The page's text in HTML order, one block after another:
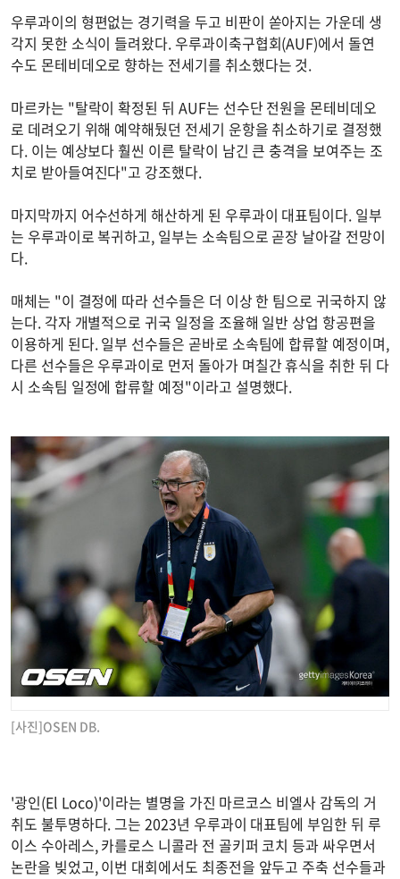
우루과이의 형편없는 경기력을 두고 비판이 쏟아지는 가운데 생
각지 못한 소식이 들려왔다. 우루과이축구협회(AUF)에서 돌연
수도 몬테비데오로 향하는 전세기를 취소했다는 것.
마르카는 "탈락이 확정된 뒤 AUF는 선수단 전원을 몬테비데오
로 데려오기 위해 예약해뒀던 전세기 운항을 취소하기로 결정했
다. 이는 예상보다 훨씬 이른 탈락이 남긴 큰 충격을 보여주는 조
치로 받아들여진다"고 강조했다.
마지막까지 어수선하게 해산하게 된 우루과이 대표팀이다. 일부
는 우루과이로 복귀하고, 일부는 소속팀으로 곧장 날아갈 전망이
다.
매체는 "이 결정에 따라 선수들은 더 이상 한 팀으로 귀국하지 않
는다. 각자 개별적으로 귀국 일정을 조율해 일반 상업 항공편을
이용하게 된다. 일부 선수들은 곧바로 소속팀에 합류할 예정이며,
다른 선수들은 우루과이로 먼저 돌아가 며칠간 휴식을 취한 뒤 다
시 소속팀 일정에 합류할 예정"이라고 설명했다.
[사진]OSEN DB.
'광인(El Loco)'이라는 별명을 가진 마르코스 비엘사 감독의 거
취도 불투명하다. 그는 2023년 우루과이 대표팀에 부임한 뒤 루
이스 수아레스, 카를로스 니콜라 전 골키퍼 코치 등과 싸우면서
논란을 빚었고, 이번 대회에서도 최종전을 앞두고 주축 선수들과